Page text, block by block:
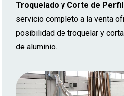
Troquelado y Corte de
servicio completo a la venta
posibilidad de troquelar y
de aluminio.